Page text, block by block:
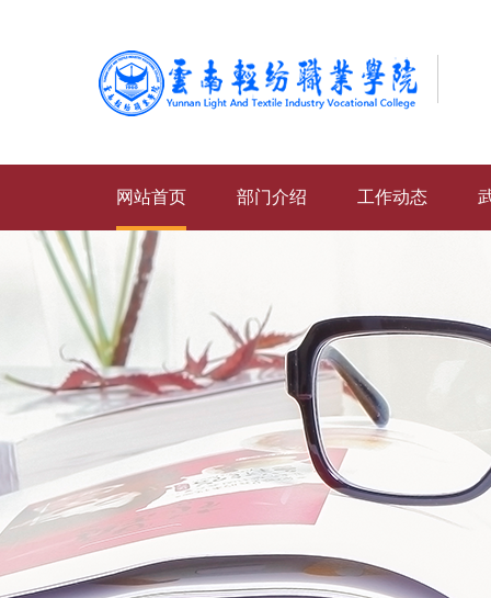
网站首页 部门介绍 工作动态